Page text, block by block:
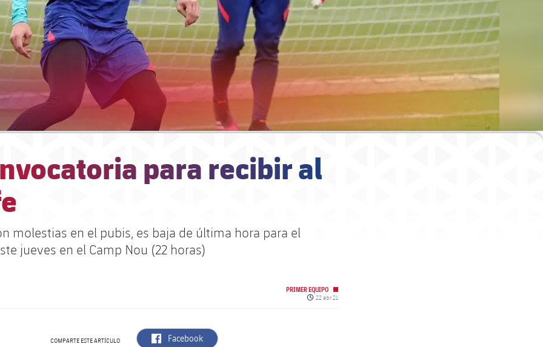
para recibir al
molestias en el pubis, es baja de última hora para el
jueves en el Camp Nou (22 horas)
PRIMER EQUIPO
Fecha de publicación
22 abr 21
COMPARTE ESTE ARTÍCULO label.aria.facebook
Facebook